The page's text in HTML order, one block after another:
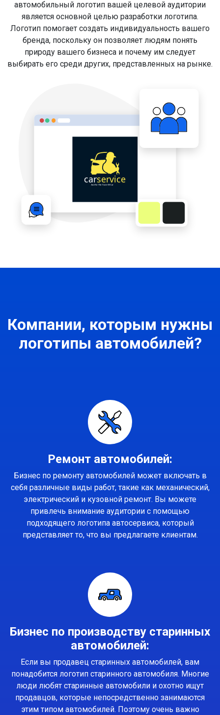
автомобильный логотип вашей целевой аудитории
является основной целью разработки логотипа.
Логотип помогает создать индивидуальность вашего
бренда, поскольку он позволяет людям понять
природу вашего бизнеса и почему им следует
выбирать его среди других, представленных на рынке.
Компании, которым нужны
логотипы автомобилей?
Ремонт автомобилей:
Бизнес по ремонту автомобилей может включать в
себя различные виды работ, такие как механический,
электрический и кузовной ремонт. Вы можете
привлечь внимание аудитории с помощью
подходящего логотипа автосервиса, который
представляет то, что вы предлагаете клиентам.
Бизнес по производству старинных
автомобилей:
Если вы продавец старинных автомобилей, вам
понадобится логотип старинного автомобиля. Многие
люди любят старинные автомобили и охотно ищут
продавцов, которые непосредственно занимаются
этим типом автомобилей. Поэтому очень важно